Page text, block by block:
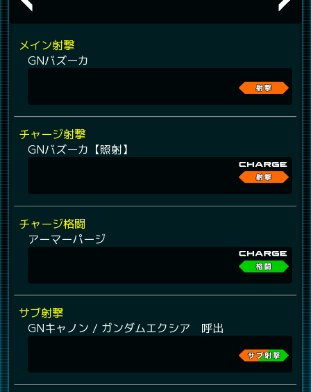
メイン射撃
GNバズーカ
チャージ射撃
GNバズーカ【照射】
チャージ格闘
アーマーパージ
サブ射撃
GNキャノン / ガンダムエクシア 呼出